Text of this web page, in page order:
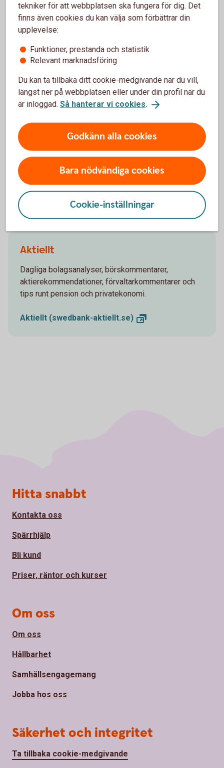
Vi analyserar hur omvärlden på olika sätt påverkar företag
och företagare. Vi redovisar undersökningar, bland annat
över hur Sveriges företag mår.
Företagande
Swedbank TV
händelser på börsen, makroanalys och i
omvärldsbevakning.
TV-sändningar, SwedbankTV
Aktiellt
Dagliga bolagsanalyser, börskommentarer,
aktierekommendationer, förvaltarkommentarer och
tips runt pension och privatekonomi.
Aktiellt (swedbank-aktiellt.se)
tekniker för att webbplatsen ska fungera för dig. Det
finns även cookies du kan välja som förbättrar din
upplevelse:
Funktioner, prestanda och statistik
Relevant marknadsföring
Du kan ta tillbaka ditt cookie-medgivande när du vill,
längst ner på webbplatsen eller under din profil när du
är inloggad. Så hanterar vi cookies.
Godkänn alla cookies
Bara nödvändiga cookies
Cookie-inställningar
Sidfot
Hitta snabbt
Kontakta oss
Spärrhjälp
Bli kund
Priser, räntor och kurser
Om oss
Om oss
Hållbarhet
Samhällsengagemang
Jobba hos oss
Säkerhet och integritet
Ta tillbaka cookie-medgivande